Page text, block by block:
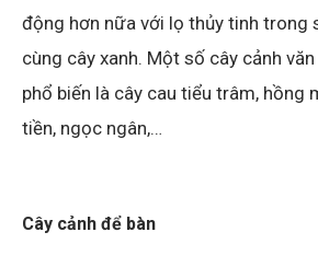
động hơn nữa với lọ thủy tinh trong
cùng cây xanh. Một số cây cảnh
phổ biến là cây cau tiểu trâm, hồng
tiền, ngọc ngân,…
Cây cảnh để bàn